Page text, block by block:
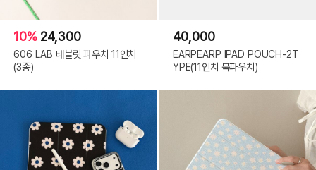
10% 24,300
606 LAB 태블릿 파우치 11인치
(3종)
40,000
EARPEARP IPAD POUCH-2T
YPE(11인치 북파우치)